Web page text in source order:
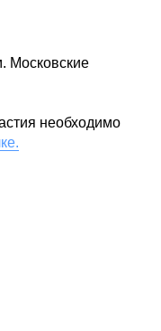
Московские
необходимо
.